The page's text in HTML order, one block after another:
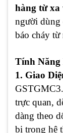
hàng từ xa
người dùng
báo cháy từ
Tính Năng
1. Giao
trực quan,
dàng theo
bị trong hệ